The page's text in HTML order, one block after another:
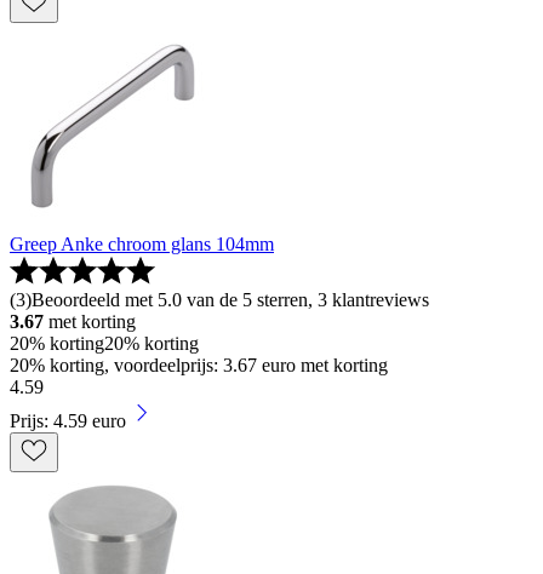
Greep Anke chroom glans 104mm
(3)Beoordeeld met 5.0 van de 5 sterren, 3 klantreviews
3.67 met korting
20% korting20% korting
20% korting, voordeelprijs: 3.67 euro met korting
4.59
Prijs: 4.59 euro